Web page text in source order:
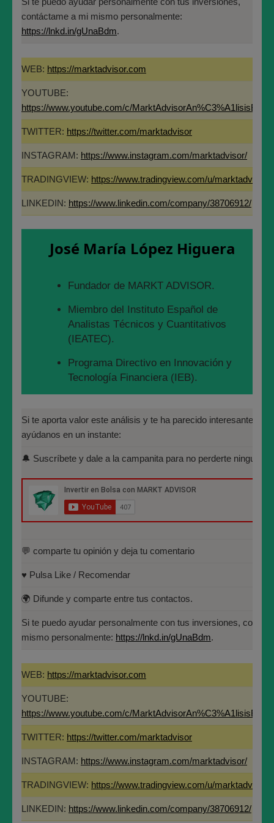
Especialista en Análisis Técnico y
Cuantitativo (IEB).
Politécnica de Madrid(UPM)
🔔 Suscríbete y dale a la campanita para no perderte ninguno de
los análisis.
💬 comparte tu opinión y deja tu comentario
♥️ Pulsa Like / Recomendar
🌍 Difunde y comparte entre tus contactos.
Si te puedo ayudar personalmente con tus inversiones,
contáctame a mi mismo personalmente:
https://marktadvisor.com
YOUTUBE:
https://twitter.com/marktadvisor
https://www.instagram.com/marktadvisor/
TRADINGVIEW: https://www.tradingview.com/u/marktadvisor/
LINKEDIN:https://www.linkedin.com/company/38706912/
José María López Higuera
Miembro del Instituto Español de Analistas
Técnicos y Cuantitativos (IEATEC).
Tecnología Financiera (IEB).
Máster en Bolsa y Mercados Financieros
asesoramiento financiero (MIFID II):
https://www.cnmv.es/portal/Titulos-
Acreditados-Listado.aspx
Cuantitativo (IEB).
Licenciado en Informática por la Universidad
Politécnica de Madrid(UPM)
ayúdanos en un instante:
💬 comparte tu opinión y deja tu comentario
♥️ Pulsa Like / Recomendar
🌍 Difunde y comparte entre tus contactos.
Si te puedo ayudar personalmente con tus inversiones,
contáctame a mi mismo personalmente:
https://lnkd.in/gUnaBdm.
WEB: https://marktadvisor.com
YOUTUBE:
https://www.youtube.com/c/
TWITTER: https://twitter.com/marktadvisor
INSTAGRAM: https://www.instagram.com/marktadvisor/
TRADINGVIEW: https://www.tradingview.com/u/marktadvisor/
LINKEDIN: https://www.linkedin.com/company/38706912/
José María López Higuera
Fundador de MARKT ADVISOR.
Miembro del Instituto Español de
Analistas Técnicos y Cuantitativos
(IEATEC).
Programa Directivo en Innovación y
Tecnología Financiera (IEB).
Financieros (IEB): Autorizado por la
CNMV para el asesoramiento financiero
https://www.cnmv.es/portal/Titulos-
Especialista en Análisis Técnico y
Cuantitativo (IEB).
Universidad Politécnica de
Si te aporta valor este análisis y te ha parecido interesante, por
ayúdanos en un instante:
🔔 Suscríbete y dale a la campanita para no perderte ninguno
💬 comparte tu opinión y deja tu comentario
♥️ Pulsa Like / Recomendar
🌍 Difunde y comparte entre tus contactos.
Si te puedo ayudar personalmente con tus inversiones,
mismo personalmente: https://lnkd.in/gUnaBdm.
WEB: https://marktadvisor.com
YOUTUBE:
https://www.youtube.com/c/
TWITTER: https://twitter.com/marktadvisor
INSTAGRAM: https://www.instagram.com/marktadvisor/
TRADINGVIEW: https://www.tradingview.com/u/marktadvisor/
LINKEDIN: https://www.linkedin.com/company/38706912/